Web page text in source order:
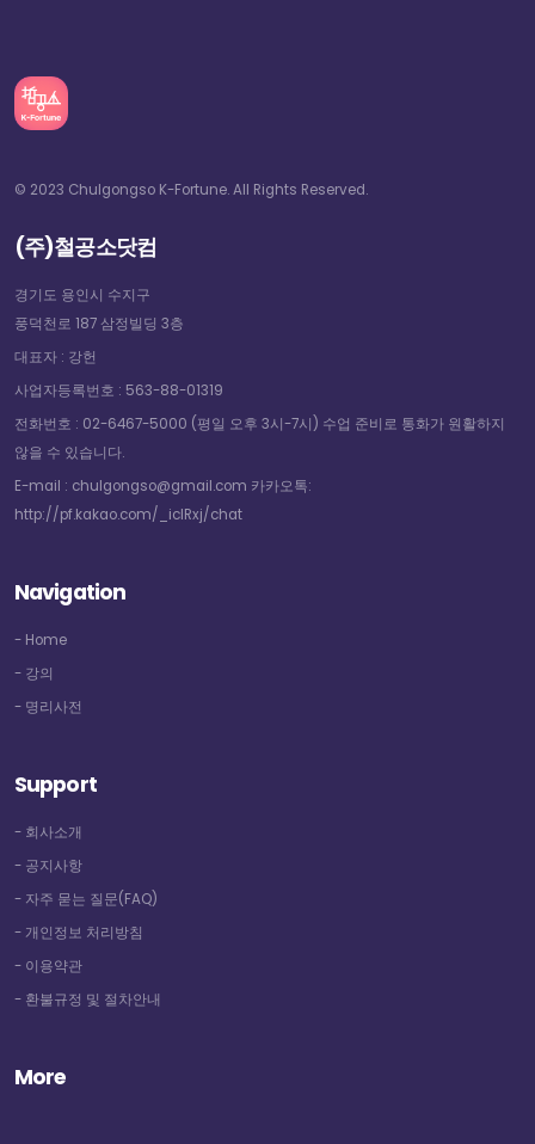
© 2023 Chulgongso K-Fortune. All Rights Reserved.
(주)철공소닷컴
경기도 용인시 수지구
풍덕천로 187 삼정빌딩 3층
대표자 : 강헌
사업자등록번호 : 563-88-01319
전화번호 : 02-6467-5000 (평일 오후 3시-7시) 수업 준비로 통화가 원활하지
않을 수 있습니다.
E-mail : chulgongso@gmail.com 카카오톡:
http://pf.kakao.com/_icIRxj/chat
Navigation
- Home
- 강의
- 명리사전
Support
- 회사소개
- 공지사항
- 자주 묻는 질문(FAQ)
- 개인정보 처리방침
- 이용약관
- 환불규정 및 절차안내
More